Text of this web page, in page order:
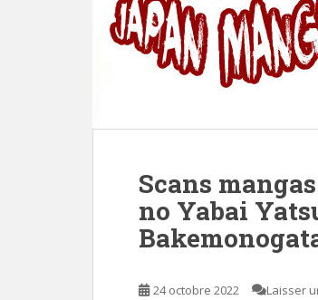
Scans
no Yabai
24 octobre 2022 Laisser